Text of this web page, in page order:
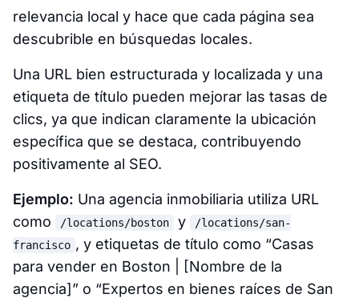
relevancia local y hace que cada página sea
descubrible en búsquedas locales.
Una URL bien estructurada y localizada y una
etiqueta de título pueden mejorar las tasas de
clics, ya que indican claramente la ubicación
específica que se destaca, contribuyendo
positivamente al SEO.
Ejemplo: Una agencia inmobiliaria utiliza URL
como
/locations/boston y
/locations/san-
francisco , y etiquetas de título como “Casas
para vender en Boston | [Nombre de la
agencia]” o “Expertos en bienes raíces de San